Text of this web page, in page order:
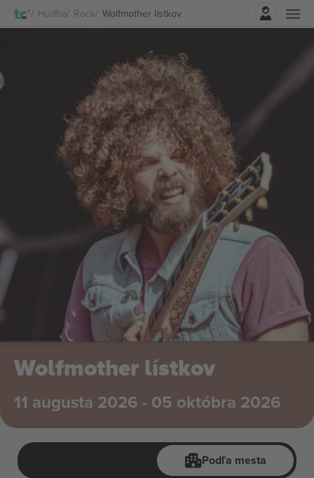
Hudba Rock Wolfmother lístkovPrihlásenie
Wolfmother lístkov
11 augusta 2026 - 05 októbra 2026
Podľa mesta